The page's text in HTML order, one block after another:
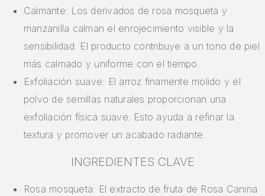
Calmante: Los derivados de rosa mosqueta y
manzanilla calman el enrojecimiento visible y la
sensibilidad. El producto contribuye a un tono de piel
más calmado y uniforme con el tiempo.
Exfoliación suave: El arroz finamente molido y el
polvo de semillas naturales proporcionan una
exfoliación física suave. Esto ayuda a refinar la
textura y promover un acabado radiante.
INGREDIENTES CLAVE
Rosa mosqueta: El extracto de fruta de Rosa Canina